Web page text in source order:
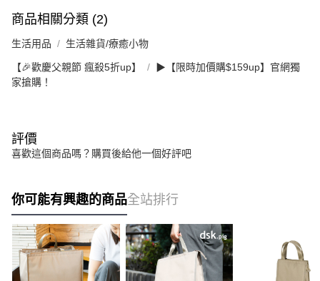
商品相關分類 (2)
生活用品 生活雜貨/療癒小物
【🎉歡慶父親節 瘋殺5折up】
▶【限時加價購$159up】官網獨
家搶購！
評價
喜歡這個商品嗎？購買後給他一個好評吧
你可能有興趣的商品全站排行